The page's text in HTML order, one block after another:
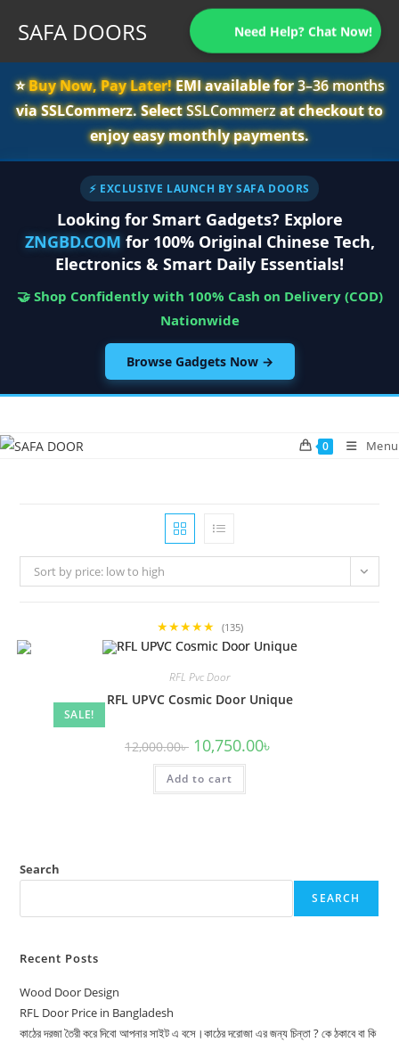
SAFA DOORS Need Help? Chat Now!
⭐️Buy Now, Pay Later!EMI available for3–36 months
via SSLCommerz. SelectSSLCommerzat checkout to
enjoy easy monthly payments.
⚡ EXCLUSIVE LAUNCH BY SAFA DOORS
Looking for Smart Gadgets? Explore
ZNGBD.COM for 100% Original Chinese Tech,
Electronics & Smart Daily Essentials!
🤝 Shop Confidently with 100% Cash on Delivery (COD)
Nationwide
Browse Gadgets Now →
content
0 Menu
Sort by price: low to high
★★★★★ (135)
SALE!
RFL Pvc Door
RFL UPVC Cosmic Door Unique
12,000.00৳ Original
price
was:
12,000.00৳ .
10,750.00৳
Add to cart
Search
SEARCH
Recent Posts
Wood Door Design
RFL Door Price in Bangladesh
কাঠের দরজা তৈরী করে দিবো আপনার সাইট এ বসে।কাঠের দরোজা এর জন্য চিন্তা ? কে ঠকাবে বা কি